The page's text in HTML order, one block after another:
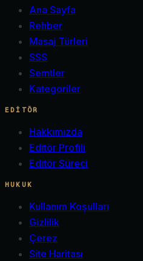
Ana Sayfa
Rehber
Masaj Türleri
SSS
Semtler
Kategoriler
EDITÖR
Hakkımızda
Editör Profili
Editör Süreci
HUKUK
Kullanım Koşulları
Gizlilik
Çerez
Site Haritası